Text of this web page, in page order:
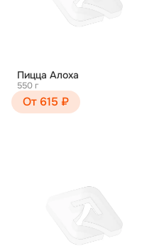
Пицца Алоха
550 г
От 615 ₽